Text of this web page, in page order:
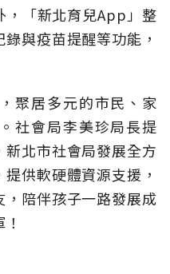
，「新北育兒App」整
與疫苗提醒等功能，
聚居多元的市民、家
社會局李美珍局長提
北市社會局發展全方
供軟硬體資源支援，
陪伴孩子一路發展成